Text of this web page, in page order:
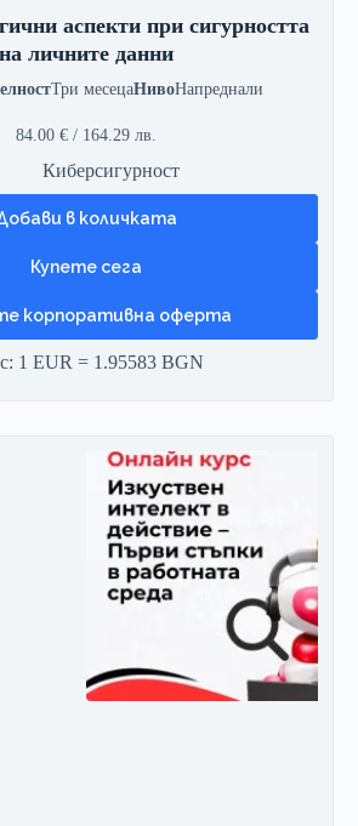
аспекти при сигурността
на личните данни
Три месецаНивоНапреднали
84.00 € / 164.29 лв.
Киберсигурност
в количката
корпоративна оферта
1 EUR = 1.95583 BGN